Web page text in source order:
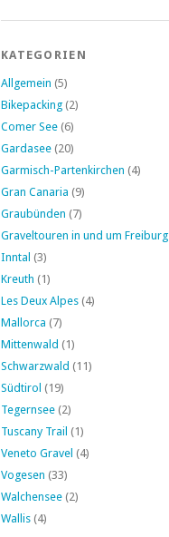
KATEGORIEN
Allgemein (5)
Bikepacking (2)
Comer See (6)
Gardasee (20)
Garmisch-Partenkirchen (4)
Gran Canaria (9)
Graubünden (7)
Graveltouren in und um Freiburg
Inntal (3)
Kreuth (1)
Les Deux Alpes (4)
Mallorca (7)
Mittenwald (1)
Schwarzwald (11)
Südtirol (19)
Tegernsee (2)
Tuscany Trail (1)
Veneto Gravel (4)
Vogesen (33)
Walchensee (2)
Wallis (4)